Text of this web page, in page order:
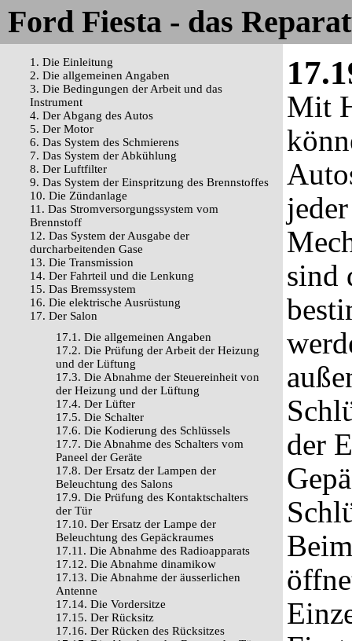
Ford Fiesta - das
1. Die Einleitung
2. Die allgemeinen Angaben
3. Die Bedingungen der Arbeit und das
Instrument
4. Der Abgang des Autos
5. Der Motor
6. Das System des Schmierens
7. Das System der Abkühlung
8. Der Luftfilter
9. Das System der Einspritzung des Brennstoffes
10. Die Zündanlage
11. Das Stromversorgungssystem vom
Brennstoff
12. Das System der Ausgabe der
durcharbeitenden Gase
13. Die Transmission
14. Der Fahrteil und die Lenkung
15. Das Bremssystem
16. Die elektrische Ausrüstung
17. Der Salon
17.1. Die allgemeinen Angaben
17.2. Die Prüfung der Arbeit der Heizung
und der Lüftung
17.3. Die Abnahme der Steuereinheit von
der Heizung und der Lüftung
17.4. Der Lüfter
17.5. Die Schalter
17.6. Die Kodierung des Schlüssels
17.7. Die Abnahme des Schalters vom
Paneel der Geräte
17.8. Der Ersatz der Lampen der
Beleuchtung des Salons
17.9. Die Prüfung des Kontaktschalters
der Tür
17.10. Der Ersatz der Lampe der
Beleuchtung des Gepäckraumes
17.11. Die Abnahme des Radioapparats
17.12. Die Abnahme dinamikow
17.13. Die Abnahme der äusserlichen
Antenne
17.14. Die Vordersitze
17.15. Der Rücksitz
17.16. Der Rücken des Rücksitzes
Mit
sind
der